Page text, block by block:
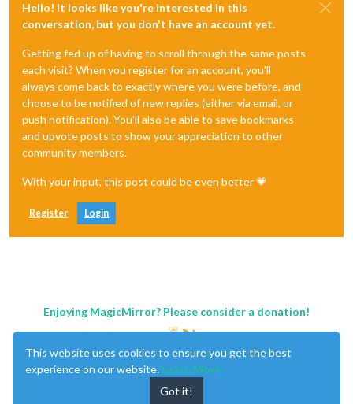
Hello! It looks like you're interested in this
conversation, but you don't have an account yet.
Getting fed up of having to scroll through the same posts
each visit? When you register for an account, you'll
always come back to exactly where you were before, and
choose to be notified of new replies (either via email, or
push notification). You'll also be able to save bookmarks
and upvote posts to show your appreciation to other
community members.
With your input, this post could be even better 💗
Register Login
Enjoying MagicMirror? Please consider a donation!
This website uses cookies to ensure you get the best
experience on our website. Learn More
Got it!